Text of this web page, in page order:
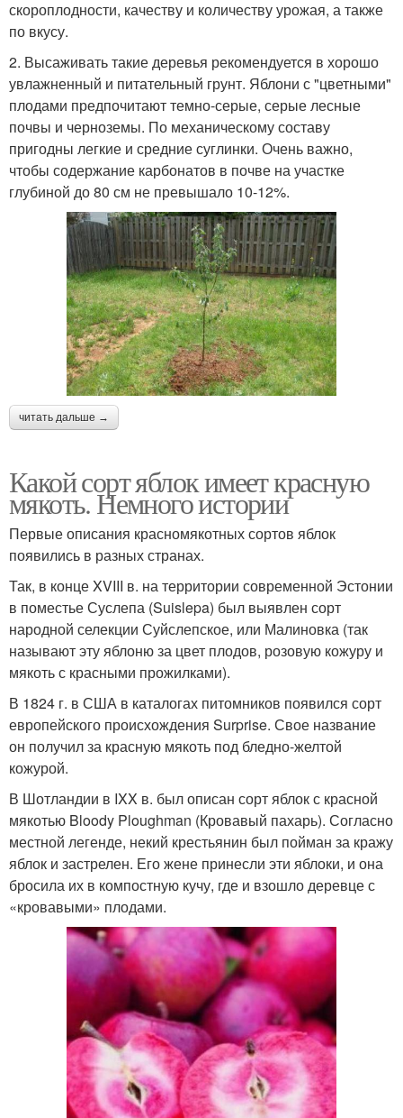
скороплодности, качеству и количеству урожая, а также
по вкусу.
2. Высаживать такие деревья рекомендуется в хорошо
увлажненный и питательный грунт. Яблони с "цветными"
плодами предпочитают темно-серые, серые лесные
почвы и черноземы. По механическому составу
пригодны легкие и средние суглинки. Очень важно,
чтобы содержание карбонатов в почве на участке
глубиной до 80 см не превышало 10-12%.
читать дальше →
Какой сорт яблок имеет красную
мякоть. Немного истории
Первые описания красномякотных сортов яблок
появились в разных странах.
Так, в конце XVIII в. на территории современной Эстонии
в поместье Суслепа (Suislepa) был выявлен сорт
народной селекции Суйслепское, или Малиновка (так
называют эту яблоню за цвет плодов, розовую кожуру и
мякоть с красными прожилками).
В 1824 г. в США в каталогах питомников появился сорт
европейского происхождения Surprise. Свое название
он получил за красную мякоть под бледно-желтой
кожурой.
В Шотландии в IXX в. был описан сорт яблок с красной
мякотью Bloody Ploughman (Кровавый пахарь). Согласно
местной легенде, некий крестьянин был пойман за кражу
яблок и застрелен. Его жене принесли эти яблоки, и она
бросила их в компостную кучу, где и взошло деревце с
«кровавыми» плодами.